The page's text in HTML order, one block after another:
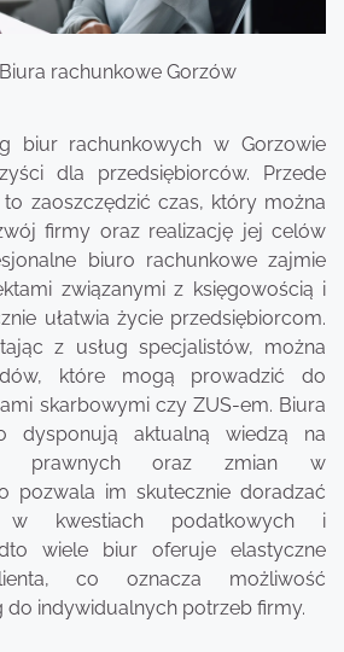
Biura rachunkowe Gorzów
biur rachunkowych w Gorzowie
dla przedsiębiorców. Przede
zaoszczędzić czas, który można
firmy oraz realizację jej celów
biuro rachunkowe zajmie
związanymi z księgowością i
ułatwia życie przedsiębiorcom.
z usług specjalistów, można
które mogą prowadzić do
skarbowymi czy ZUS-em. Biura
dysponują aktualną wiedzą na
prawnych oraz zmian w
pozwala im skutecznie doradzać
w kwestiach podatkowych i
wiele biur oferuje elastyczne
co oznacza możliwość
do indywidualnych potrzeb firmy.